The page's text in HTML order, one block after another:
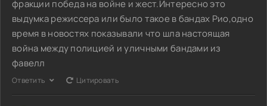
фракции победа на войне и жест.Интересно это
выдумка режиссера или было такое в бандах Рио,одно
время в новостях показывали что шла настоящая
война между полицией и уличными бандами из
фавелл
Ответить Цитировать